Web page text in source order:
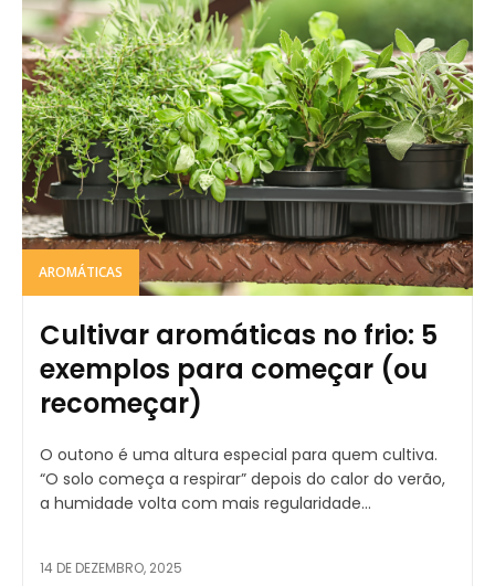
AROMÁTICAS
Cultivar aromáticas no frio: 5
exemplos para começar (ou
recomeçar)
O outono é uma altura especial para quem cultiva.
“O solo começa a respirar” depois do calor do verão,
a humidade volta com mais regularidade...
14 DE DEZEMBRO, 2025